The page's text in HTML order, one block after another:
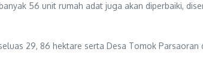
56 unit rumah adat juga akan diperbaiki,
29, 86 hektare serta Desa Tomok Parsaoran